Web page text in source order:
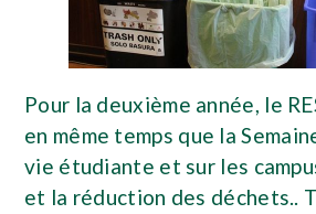
Pour la deuxième année, le
en même temps que la
vie étudiante et sur les
et la réduction des déchets..